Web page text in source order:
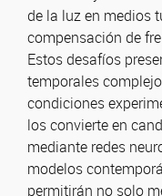
de la luz en medios
compensación de
Estos desafíos
temporales
condiciones
los convierte en
mediante redes
modelos
permitirán no solo